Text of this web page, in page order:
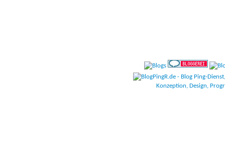
Konzeption, Design,